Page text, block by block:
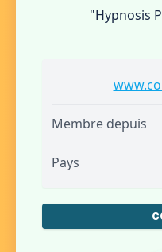
"Hypnosis
Membre depuis
Pays